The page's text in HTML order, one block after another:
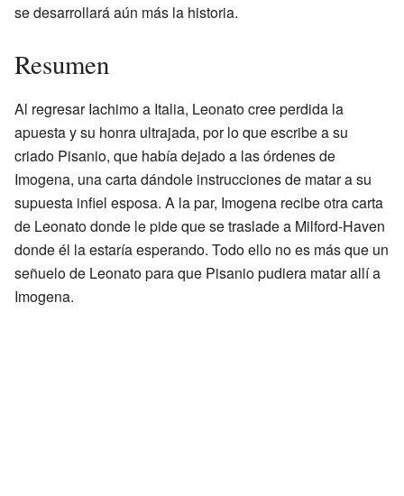
se desarrollará aún más la historia.
Resumen
Al regresar Iachimo a Italia, Leonato cree perdida la
apuesta y su honra ultrajada, por lo que escribe a su
criado Pisanio, que había dejado a las órdenes de
Imogena, una carta dándole instrucciones de matar a su
supuesta infiel esposa. A la par, Imogena recibe otra carta
de Leonato donde le pide que se traslade a Milford-Haven
donde él la estaría esperando. Todo ello no es más que un
señuelo de Leonato para que Pisanio pudiera matar allí a
Imogena.